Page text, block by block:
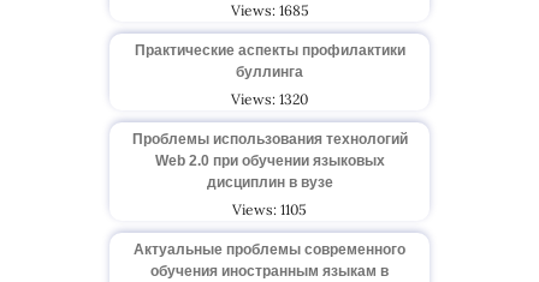
Views: 1685
Практические аспекты профилактики
буллинга
Views: 1320
Проблемы использования технологий
Web 2.0 при обучении языковых
дисциплин в вузе
Views: 1105
Актуальные проблемы современного
обучения иностранным языкам в